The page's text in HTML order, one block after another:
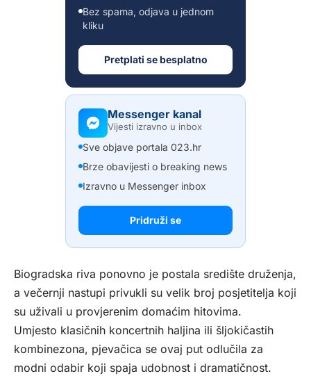
Bez spama, odjava u jednom
kliku
Pretplati se besplatno
Messenger kanal
Vijesti izravno u inbox
Sve objave portala 023.hr
Brze obavijesti o breaking news
Izravno u Messenger inbox
Pridruži se
Biogradska riva ponovno je postala središte druženja,
a večernji nastupi privukli su velik broj posjetitelja koji
su uživali u provjerenim domaćim hitovima.
Umjesto klasičnih koncertnih haljina ili šljokičastih
kombinezona, pjevačica se ovaj put odlučila za
modni odabir koji spaja udobnost i dramatičnost.